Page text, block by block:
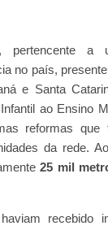
pertencente a
no país,
e Santa
ao Ensino
reformas que
da rede.
25 mil
recebido